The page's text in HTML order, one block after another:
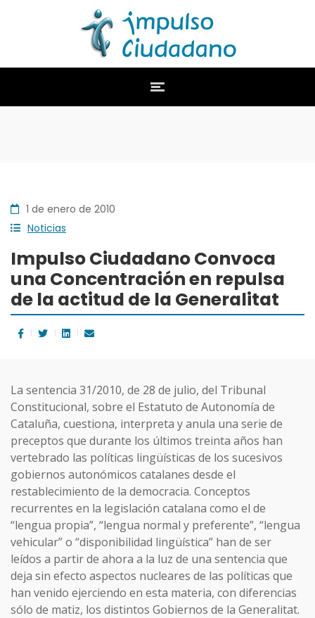
1 de enero de 2010
Noticias
Impulso Ciudadano Convoca
una Concentración en repulsa
de la actitud de la Generalitat
La sentencia 31/2010, de 28 de julio, del Tribunal
Constitucional, sobre el Estatuto de Autonomía de
Cataluña, cuestiona, interpreta y anula una serie de
preceptos que durante los últimos treinta años han
vertebrado las políticas lingüísticas de los sucesivos
gobiernos autonómicos catalanes desde el
restablecimiento de la democracia. Conceptos
recurrentes en la legislación catalana como el de
“lengua propia”, “lengua normal y preferente”, “lengua
vehicular” o “disponibilidad lingüística” han de ser
leídos a partir de ahora a la luz de una sentencia que
deja sin efecto aspectos nucleares de las políticas que
han venido ejerciendo en esta materia, con diferencias
sólo de matiz, los distintos Gobiernos de la Generalitat.